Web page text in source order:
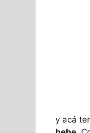
y acá